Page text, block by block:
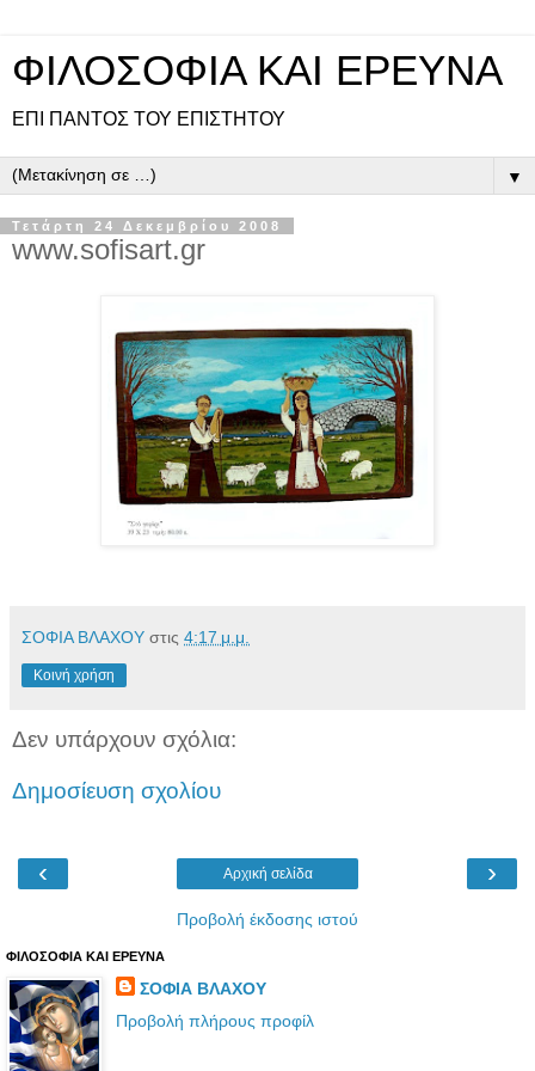
ΦΙΛΟΣΟΦΙΑ ΚΑΙ ΕΡΕΥΝΑ
ΕΠΙ ΠΑΝΤOΣ ΤΟΥ ΕΠΙΣΤΗΤΟΥ
▼
Τετάρτη 24 Δεκεμβρίου 2008
www.sofisart.gr
ΣΟΦΙΑ ΒΛΑΧΟΥ στις 4:17 μ.μ.
Κοινή χρήση
Δεν υπάρχουν σχόλια:
Δημοσίευση σχολίου
‹ ›
Αρχική σελίδα
Προβολή έκδοσης ιστού
ΦΙΛΟΣΟΦΙΑ ΚΑΙ ΕΡΕΥΝΑ
ΣΟΦΙΑ ΒΛΑΧΟΥ
Προβολή πλήρους προφίλ